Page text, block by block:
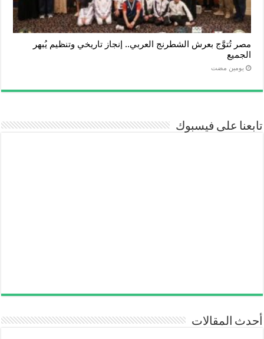
مصر تُتوَّج بعرش الشطرنج العربي.. إنجاز تاريخي وتنظيم يُبهر
الجميع
‏يومين مضت
تابعنا على فيسبوك
أحدث المقالات